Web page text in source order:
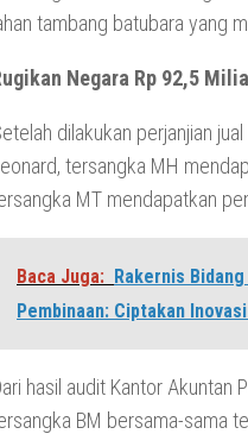
tambang batubara yang
Negara Rp 92,5
dilakukan perjanjian
tersangka MH
MT mendapatkan
Baca Juga: Rakernis
Pembinaan: Ciptakan
hasil audit Kantor Akuntan
BM bersama-sama